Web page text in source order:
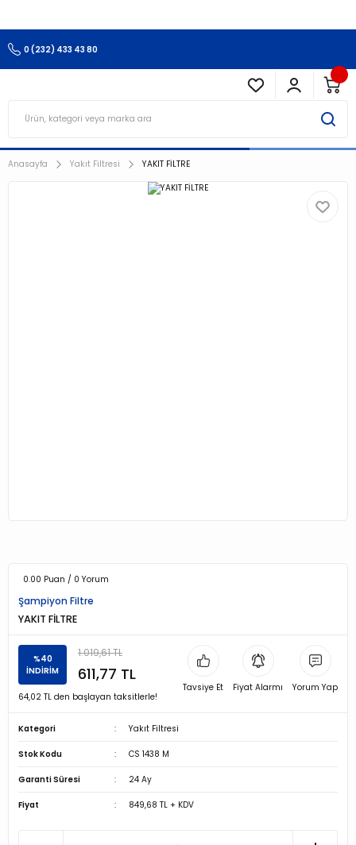
0 (232) 433 43 80
Anasayfa Yakıt Filtresi YAKIT FİLTRE
0.00 Puan / 0 Yorum
Şampiyon Filtre
YAKIT FİLTRE
%40
İNDİRİM
1.019,61 TL
611,77 TL
64,02 TL den başlayan taksitlerle!
Tavsiye Et Fiyat Alarmı Yorum Yap
Kategori Yakıt Filtresi
Stok Kodu CS 1438 M
Garanti Süresi 24 Ay
Fiyat 849,68 TL + KDV